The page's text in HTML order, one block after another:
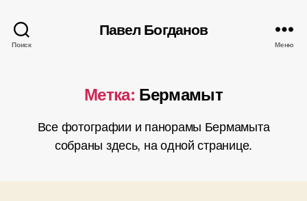
Поиск
Павел Богданов
Меню
Метка: Бермамыт
Все фотографии и панорамы Бермамыта
собраны здесь, на одной странице.